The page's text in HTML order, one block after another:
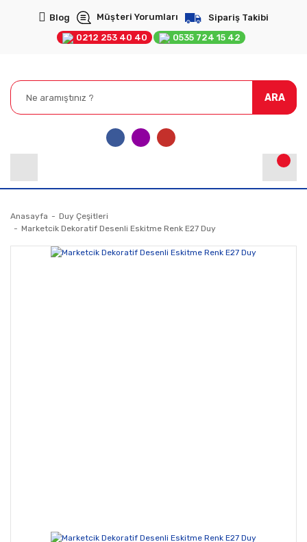
Blog Müşteri Yorumları
Sipariş Takibi
0212 253 40 40
0535 724 15 42
ARA
Anasayfa
Duy Çeşitleri
Marketcik Dekoratif Desenli Eskitme Renk E27 Duy